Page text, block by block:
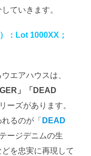
ていきます。
：Lot 1000XX；
エアハウスは、
」「DEAD
ーズがあります。
るのが「 DEAD
ージデニムの生
を忠実に再現して